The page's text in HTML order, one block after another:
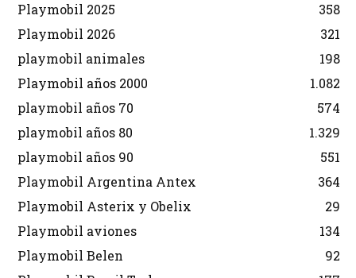
Playmobil 2025
358
Playmobil 2026
321
playmobil animales
198
Playmobil años 2000
1.082
playmobil años 70
574
playmobil años 80
1.329
playmobil años 90
551
Playmobil Argentina Antex
364
Playmobil Asterix y Obelix
29
Playmobil aviones
134
Playmobil Belen
92